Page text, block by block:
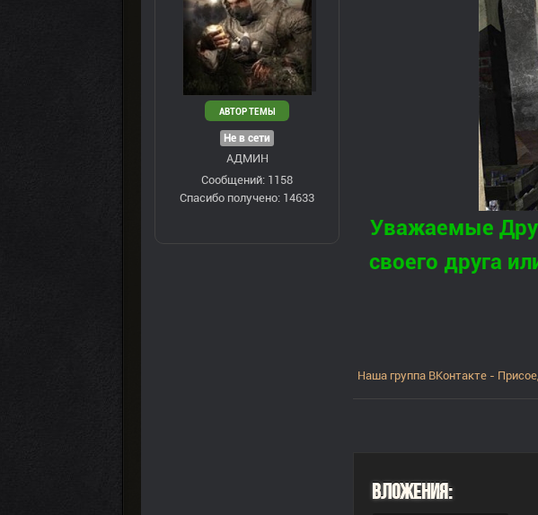
АВТОР ТЕМЫ
Не в сети
АДМИН
Сообщений: 1158
Спасибо получено: 14633
Уважаемые
своего друга
Наша группа ВКонтакте -
Вложения: